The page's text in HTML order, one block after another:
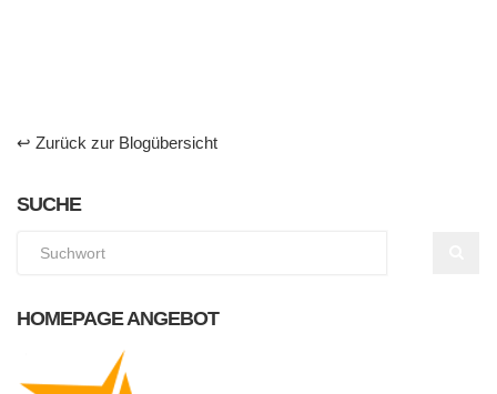
↩ Zurück zur Blogübersicht
SUCHE
HOMEPAGE ANGEBOT